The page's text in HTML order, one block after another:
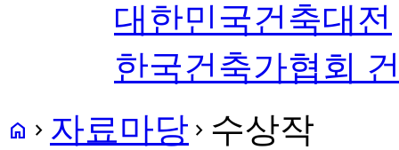
대한민국건축대전
한국건축가협회
home navigate_next 자료마당 navigate_next 수상작